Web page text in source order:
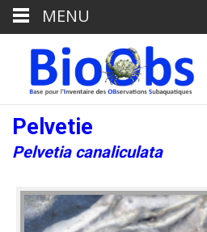
Pelvetie
Pelvetia canaliculata
MENU